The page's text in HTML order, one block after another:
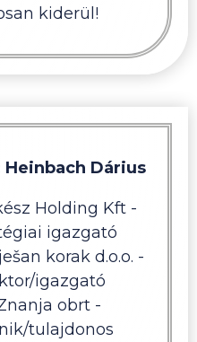
kiderül!
Heinbach Dárius
Holding Kft -
igazgató
korak d.o.o. -
igazgató
obrt -
tulajdonos